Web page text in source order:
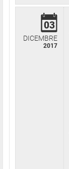
03
DICEMBRE
2017